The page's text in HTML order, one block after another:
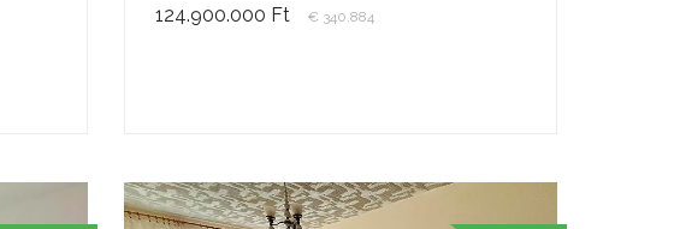
124.900.000 Ft € 340.884